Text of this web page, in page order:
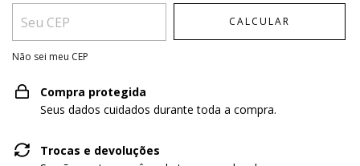
CALCULAR
Não sei meu CEP
Compra protegida
Seus dados cuidados durante toda a compra.
Trocas e devoluções